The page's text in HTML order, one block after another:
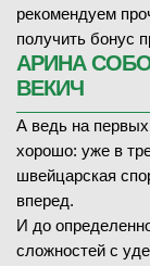
рекомендуем
получить бонус
АРИНА
ВЕКИЧ
А ведь на
хорошо: уже в
швейцарская
вперед.
И до
сложностей с